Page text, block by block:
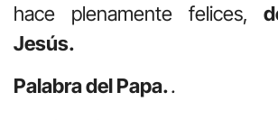
hace plenamente felices,
Jesús.
Palabra del Papa..